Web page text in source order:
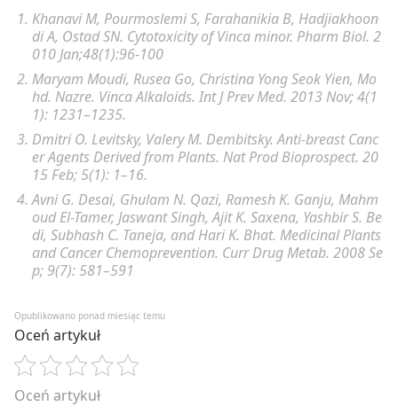
Khanavi M, Pourmoslemi S, Farahanikia B, Hadjiakhoon
di A, Ostad SN. Cytotoxicity of Vinca minor. Pharm Biol. 2
010 Jan;48(1):96-100
Maryam Moudi, Rusea Go, Christina Yong Seok Yien, Mo
hd. Nazre. Vinca Alkaloids. Int J Prev Med. 2013 Nov; 4(1
1): 1231–1235.
Dmitri O. Levitsky, Valery M. Dembitsky. Anti-breast Canc
er Agents Derived from Plants. Nat Prod Bioprospect. 20
15 Feb; 5(1): 1–16.
Avni G. Desai, Ghulam N. Qazi, Ramesh K. Ganju, Mahm
oud El-Tamer, Jaswant Singh,Ajit K. Saxena, Yashbir S. Be
di, Subhash C. Taneja, and Hari K. Bhat. Medicinal Plants
and Cancer Chemoprevention. Curr Drug Metab. 2008 Se
p; 9(7): 581–591
Opublikowano ponad miesiąc temu
Oceń artykuł
Oceń artykuł